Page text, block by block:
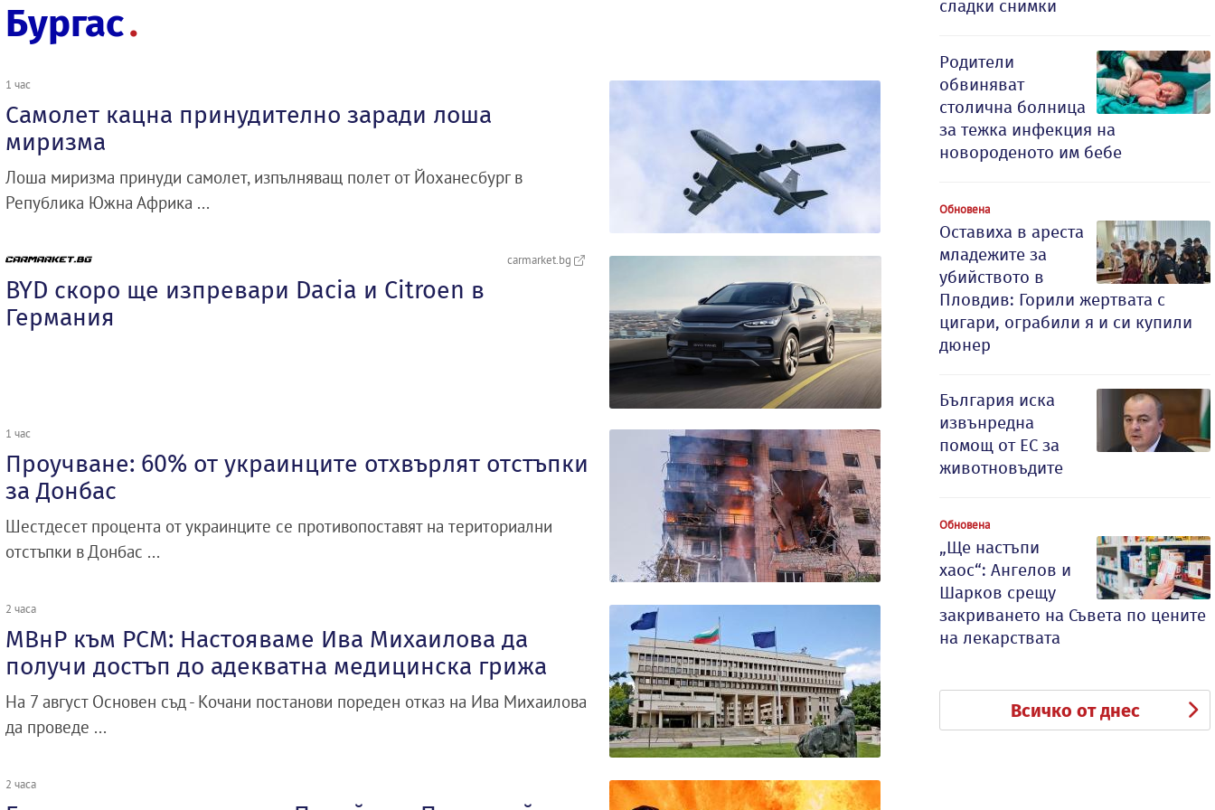
Бургас
1 час
Самолет кацна принудително заради лоша
миризма
Лоша миризма принуди самолет, изпълняващ полет от Йоханесбург в
Република Южна Африка ...
carmarket.bg
BYD скоро ще изпревари Dacia и Citroеn в
Германия
1 час
Проучване: 60% от украинците отхвърлят отстъпки
за Донбас
Шестдесет процента от украинците се противопоставят на териториални
отстъпки в Донбас ...
2 часа
МВнР към РСМ: Настояваме Ива Михаилова да
получи достъп до адекватна медицинска грижа
На 7 август Основен съд - Кочани постанови пореден отказ на Ива Михаилова
да проведе ...
2 часа
сладки снимки
Родители
обвиняват
столична болница
за тежка инфекция на
новороденото им бебе
Обновена
Оставиха в ареста
младежите за
убийството в
Пловдив: Горили жертвата с
цигари, ограбили я и си купили
дюнер
България иска
извънредна
помощ от ЕС за
животновъдите
Обновена
„Ще настъпи
хаос“: Ангелов и
Шарков срещу
закриването на Съвета по цените
на лекарствата
Всичко от днес